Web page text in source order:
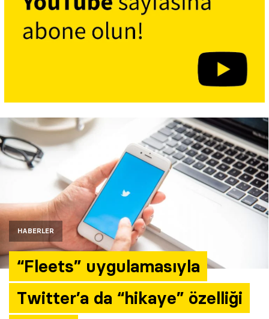
HABERLER
“Fleets” uygulamasıyla
Twitter’a da “hikaye” özelliği
Etkinlikler
Araştırma